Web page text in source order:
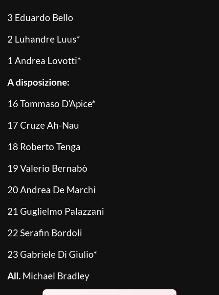
3 Eduardo Bello
2 Luhandre Luus*
1 Andrea Lovotti*
A disposizione:
16 Tommaso D’Apice*
17 Cruze Ah-Nau
18 Roberto Tenga
19 Valerio Bernabò
20 Andrea De Marchi
21 Guglielmo Palazzani
22 Serafin Bordoli
23 Gabriele Di Giulio*
All. Michael Bradley